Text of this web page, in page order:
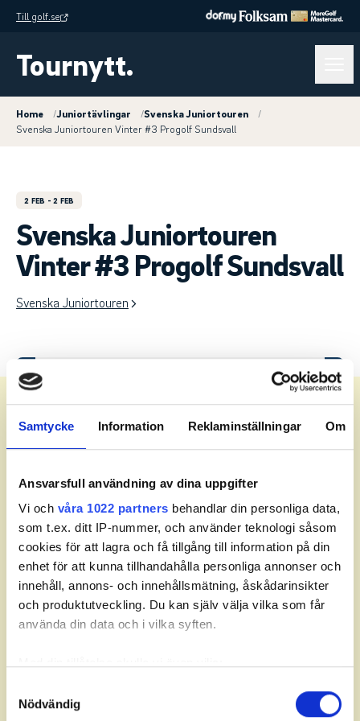
Samtycke Information Reklaminställningar Om
Ansvarsfull användning av dina uppgifter
Vi och våra 1022 partners behandlar din personliga data,
som t.ex. ditt IP-nummer, och använder teknologi såsom
cookies för att lagra och få tillgång till information på din
enhet för att kunna tillhandahålla personliga annonser och
innehåll, annons- och innehållsmätning, åskådarinsikter
och produktutveckling. Du kan själv välja vilka som får
använda din data och i vilka syften.
kan ha en noggrannhet på upp till flera meter
Nödvändig
Till golf.se
Tournytt.
Home /Juniortävlingar /Svenska Juniortouren
/
Svenska Juniortouren Vinter #3 Progolf Sundsvall
2 FEB - 2 FEB
Svenska Juniortouren
Vinter #3 Progolf Sundsvall
Svenska Juniortouren
Meny
Leaderboard.
Senast uppdaterad:21:02
Fav Pos Namn Hål Till par
Partners